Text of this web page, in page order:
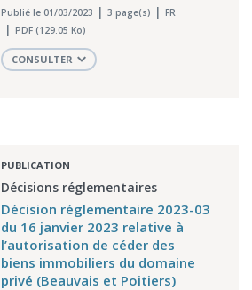
Publié le 01/03/2023 3 page(s)
FR
PDF (129.05 Ko)
CONSULTER
PUBLICATION
Décisions réglementaires
Décision réglementaire 2023-03
du 16 janvier 2023 relative à
l’autorisation de céder des
biens immobiliers du domaine
privé (Beauvais et Poitiers)